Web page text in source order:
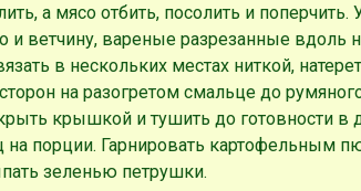
а мясо отбить, посолить и
и ветчину, вареные разрезанные вдоль
в нескольких местах ниткой,
на разогретом смальце до
крышкой и тушить до готовности в
на порции. Гарнировать картофельным
зеленью петрушки.